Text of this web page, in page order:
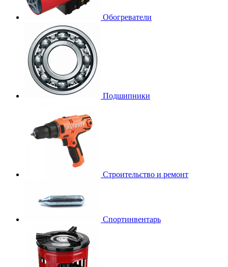
Обогреватели
Подшипники
Строительство и ремонт
Спортинвентарь